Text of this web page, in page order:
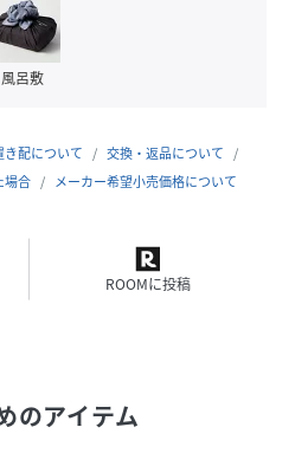
90-032 RH6230
風呂敷
き配について
交換・返品について
場合
メーカー希望小売価格について
ROOMに投稿
のアイテム